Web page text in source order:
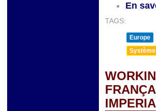
En
TAGS:
Europe